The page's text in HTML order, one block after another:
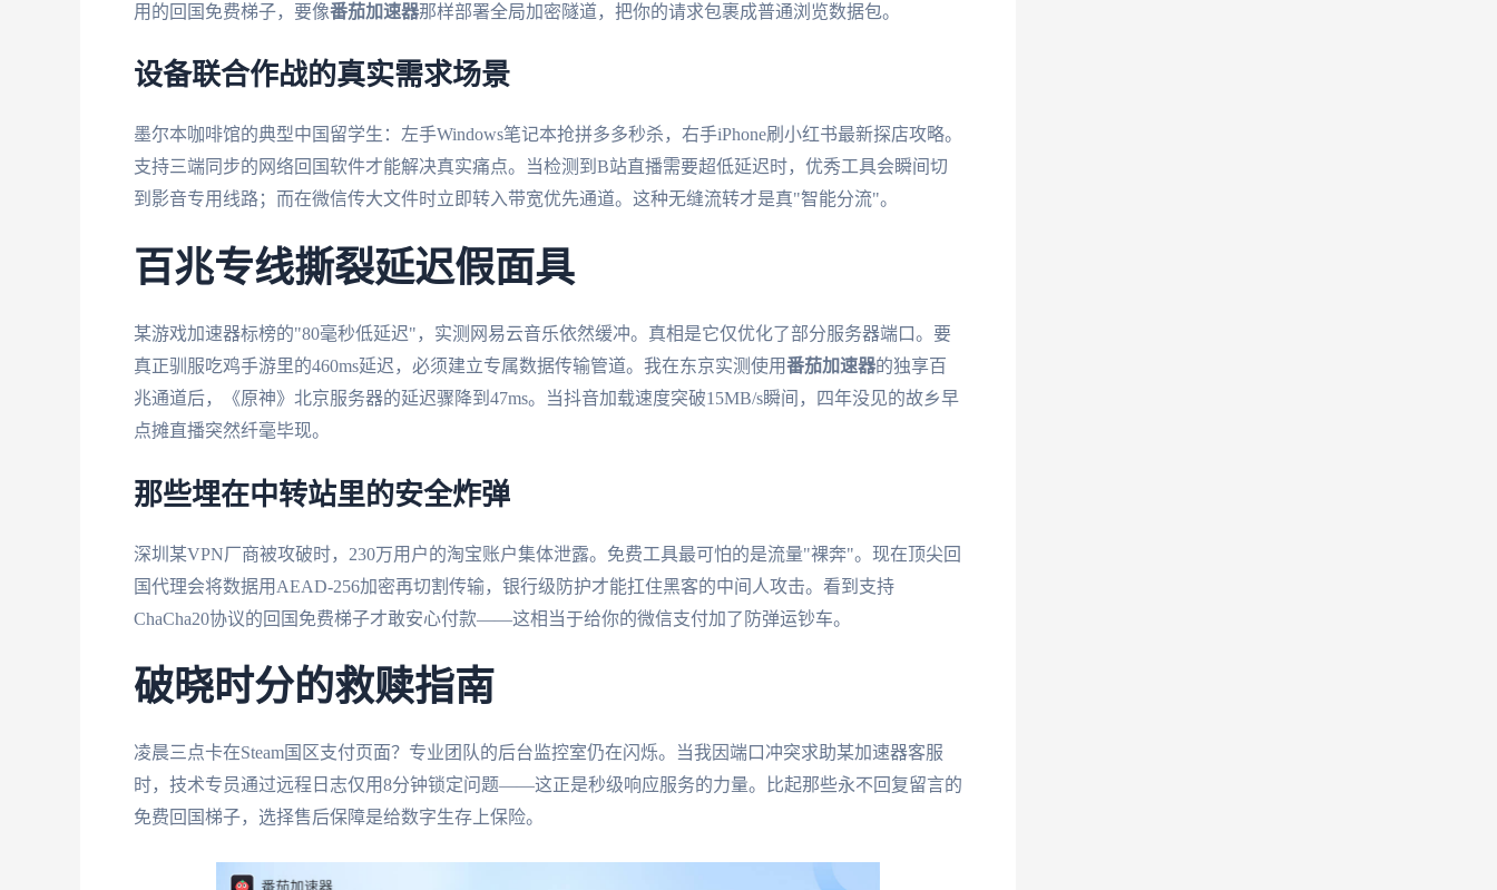
用的回国免费梯子，要像番茄加速器那样部署全局加密隧道，把你的请求包裹成普通浏览数据包。
设备联合作战的真实需求场景
墨尔本咖啡馆的典型中国留学生：左手Windows笔记本抢拼多多秒杀，右手iPhone刷小红书最新探店攻略。
支持三端同步的网络回国软件才能解决真实痛点。当检测到B站直播需要超低延迟时，优秀工具会瞬间切
到影音专用线路；而在微信传大文件时立即转入带宽优先通道。这种无缝流转才是真"智能分流"。
百兆专线撕裂延迟假面具
某游戏加速器标榜的"80毫秒低延迟"，实测网易云音乐依然缓冲。真相是它仅优化了部分服务器端口。要
真正驯服吃鸡手游里的460ms延迟，必须建立专属数据传输管道。我在东京实测使用番茄加速器的独享百
兆通道后，《原神》北京服务器的延迟骤降到47ms。当抖音加载速度突破15MB/s瞬间，四年没见的故乡早
点摊直播突然纤毫毕现。
那些埋在中转站里的安全炸弹
深圳某VPN厂商被攻破时，230万用户的淘宝账户集体泄露。免费工具最可怕的是流量"裸奔"。现在顶尖回
国代理会将数据用AEAD-256加密再切割传输，银行级防护才能扛住黑客的中间人攻击。看到支持
ChaCha20协议的回国免费梯子才敢安心付款——这相当于给你的微信支付加了防弹运钞车。
破晓时分的救赎指南
凌晨三点卡在Steam国区支付页面？专业团队的后台监控室仍在闪烁。当我因端口冲突求助某加速器客服
时，技术专员通过远程日志仅用8分钟锁定问题——这正是秒级响应服务的力量。比起那些永不回复留言的
免费回国梯子，选择售后保障是给数字生存上保险。